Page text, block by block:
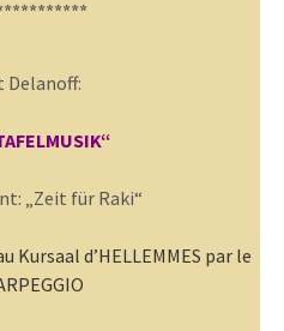
Delanoff:
„Zeit für Raki“
Kursaal d’HELLEMMES par le